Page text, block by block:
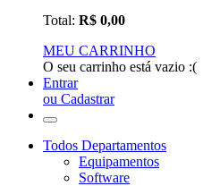
Total: R$ 0,00
MEU CARRINHO
O seu carrinho está vazio :(
Entrar
ou Cadastrar
Todos Departamentos
Equipamentos
Software